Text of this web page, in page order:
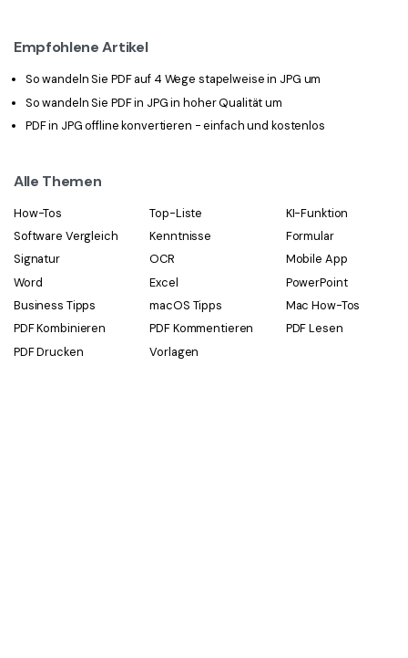
Empfohlene Artikel
So wandeln Sie PDF auf 4 Wege stapelweise in JPG um
So wandeln Sie PDF in JPG in hoher Qualität um
PDF in JPG offline konvertieren - einfach und kostenlos
Alle Themen
How-Tos Top-Liste
KI-Funktion
Software Vergleich
Kenntnisse
Formular
Signatur
OCR
Mobile App
Word
Excel
PowerPoint
Business Tipps
macOS Tipps
Mac How-Tos
PDF Kombinieren
PDF Kommentieren
PDF Lesen
PDF Drucken
Vorlagen